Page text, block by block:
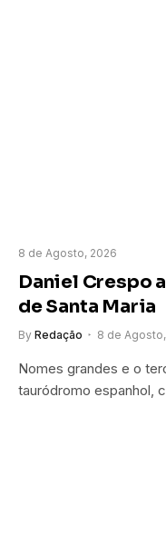
8 de Agosto, 2026
Daniel Crespo
de Santa Maria
By Redação 8 de
Nomes grandes e o
tauródromo espanhol,